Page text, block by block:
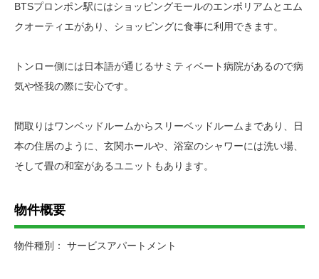
BTSプロンポン駅にはショッピングモールのエンポリアムとエム
クオーティエがあり、ショッピングに食事に利用できます。
トンロー側には日本語が通じるサミティベート病院があるので病
気や怪我の際に安心です。
間取りはワンベッドルームからスリーベッドルームまであり、日
本の住居のように、玄関ホールや、浴室のシャワーには洗い場、
そして畳の和室があるユニットもあります。
物件概要
物件種別： サービスアパートメント